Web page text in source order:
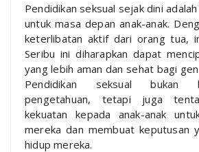
Pendidikan seksual sejak dini
untuk masa depan anak-anak.
keterlibatan aktif dari orang tua,
Seribu ini diharapkan dapat
yang lebih aman dan sehat bagi
Pendidikan seksual bukan
pengetahuan, tetapi juga
kekuatan kepada anak-anak
mereka dan membuat keputusan
hidup mereka.